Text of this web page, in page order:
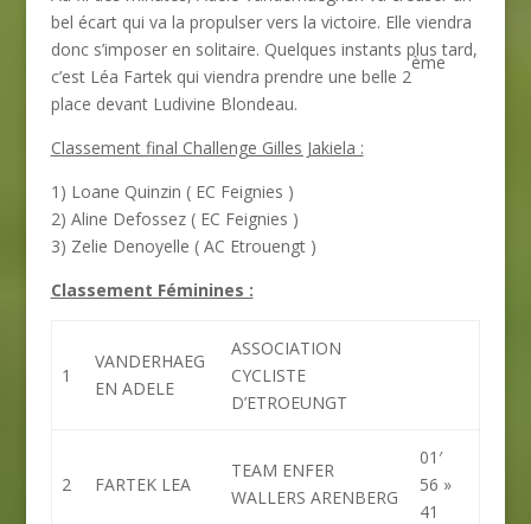
bel écart qui va la propulser vers la victoire. Elle viendra
donc s’imposer en solitaire. Quelques instants plus tard,
c’est Léa Fartek qui viendra prendre une belle 2
ème
place devant Ludivine Blondeau.
Classement final Challenge Gilles Jakiela :
1) Loane Quinzin ( EC Feignies )
2) Aline Defossez ( EC Feignies )
3) Zelie Denoyelle ( AC Etrouengt )
Classement Féminines :
1
VANDERHAEG
EN ADELE
ASSOCIATION
CYCLISTE
D’ETROEUNGT
2 FARTEK LEA
TEAM ENFER
WALLERS ARENBERG
01′
56 »
41